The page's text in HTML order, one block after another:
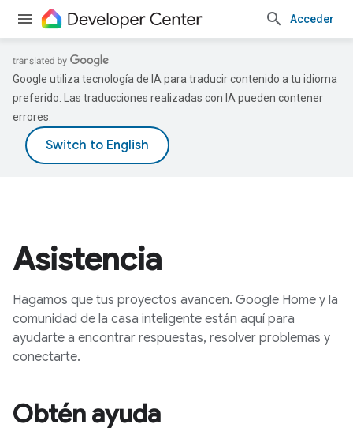
Acceder
Google utiliza tecnología de IA para traducir contenido a tu idioma
preferido. Las traducciones realizadas con IA pueden contener
errores.
Asistencia
Hagamos que tus proyectos avancen. Google Home y la
comunidad de la casa inteligente están aquí para
ayudarte a encontrar respuestas, resolver problemas y
conectarte.
Obtén ayuda